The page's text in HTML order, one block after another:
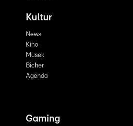
Kultur
News
Kino
Musek
Bicher
Agenda
Gaming